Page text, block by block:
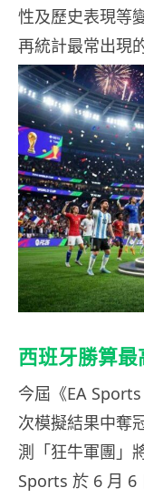
性及歷史表現等
再統計最常出現
西班牙勝算最
今屆《EA
次模擬結果中奪
測「狂牛軍團」
Sports 於 6 月 6